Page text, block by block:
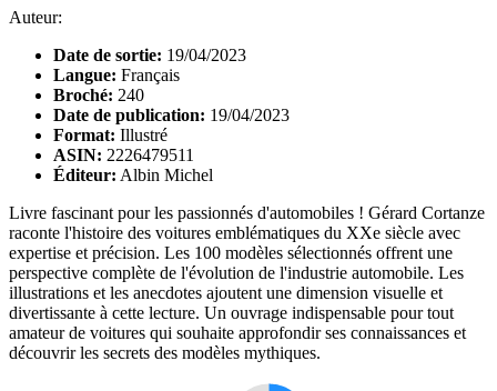
Auteur:
Date de sortie: 19/04/2023
Langue: Français
Broché: 240
Date de publication: 19/04/2023
Format: Illustré
ASIN: 2226479511
Éditeur: Albin Michel
Livre fascinant pour les passionnés d'automobiles ! Gérard Cortanze
raconte l'histoire des voitures emblématiques du XXe siècle avec
expertise et précision. Les 100 modèles sélectionnés offrent une
perspective complète de l'évolution de l'industrie automobile. Les
illustrations et les anecdotes ajoutent une dimension visuelle et
divertissante à cette lecture. Un ouvrage indispensable pour tout
amateur de voitures qui souhaite approfondir ses connaissances et
découvrir les secrets des modèles mythiques.